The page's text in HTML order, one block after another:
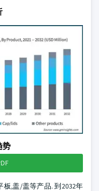
势
板,盖/盖等产品. 到2032年